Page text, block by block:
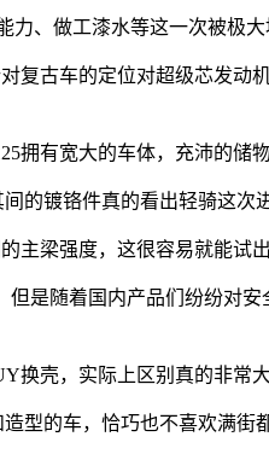
、做工漆水等这一次被极大
古车的定位对超级芯发动
有宽大的车体，充沛的储物
镀铬件真的看出轻骑这次
梁强度，这很容易就能试出
随着国内产品们纷纷对安
壳，实际上区别真的非常
的车，恰巧也不喜欢满街